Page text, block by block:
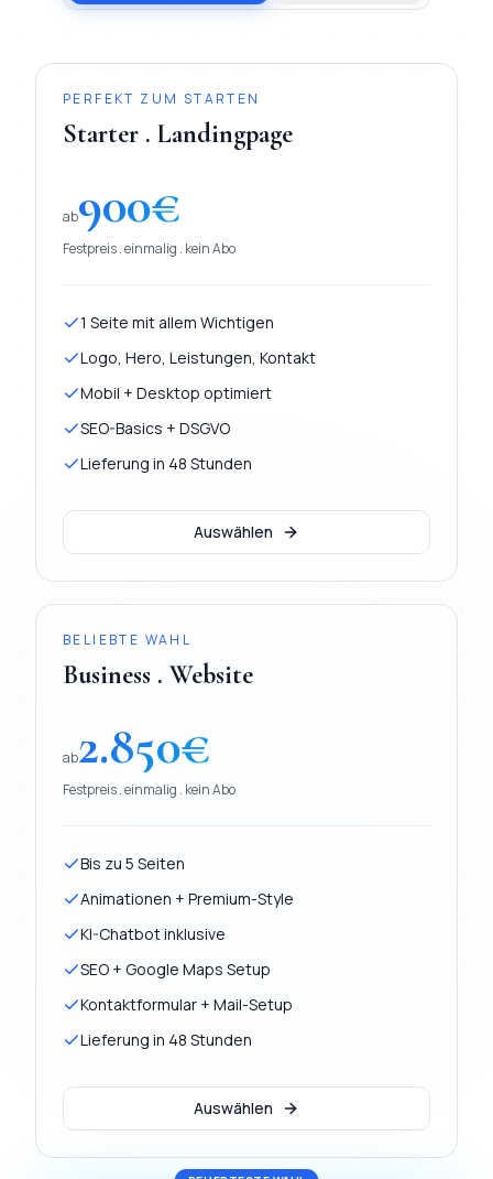
PERFEKT ZUM STARTEN
Starter . Landingpage
ab900€
Festpreis . einmalig . kein Abo
1 Seite mit allem Wichtigen
Logo, Hero, Leistungen, Kontakt
Mobil + Desktop optimiert
SEO-Basics + DSGVO
Lieferung in 48 Stunden
Auswählen
BELIEBTE WAHL
Business . Website
ab2.850€
Festpreis . einmalig . kein Abo
Bis zu 5 Seiten
Animationen + Premium-Style
KI-Chatbot inklusive
SEO + Google Maps Setup
Kontaktformular + Mail-Setup
Lieferung in 48 Stunden
Auswählen